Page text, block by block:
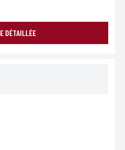
personnalisée,
DÉTAILLÉE